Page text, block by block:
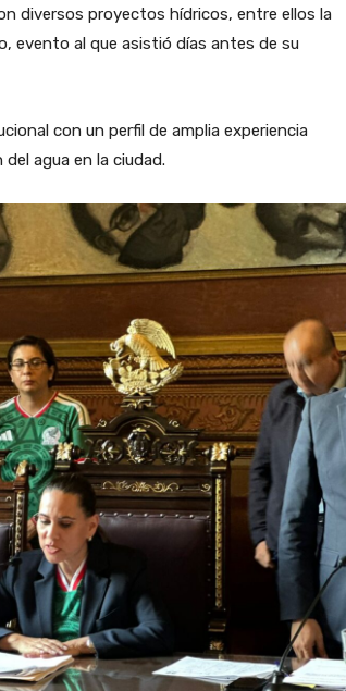
diversos proyectos hídricos, entre ellos la
evento al que asistió días antes de su
con un perfil de amplia experiencia
agua en la ciudad.